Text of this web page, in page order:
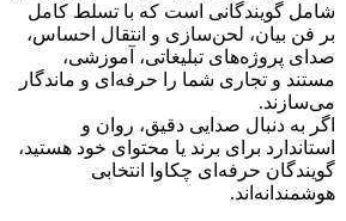
شامل گویندگانی است که با تسلط کامل
بر فن بیان، لحن‌سازی و انتقال احساس،
صدای پروژه‌های تبلیغاتی، آموزشی،
مستند و تجاری شما را حرفه‌ای و ماندگار
می‌سازند.
اگر به دنبال صدایی دقیق، روان و
استاندارد برای برند یا محتوای خود هستید،
گویندگان حرفه‌ای چکاوا انتخابی
هوشمندانه‌اند.